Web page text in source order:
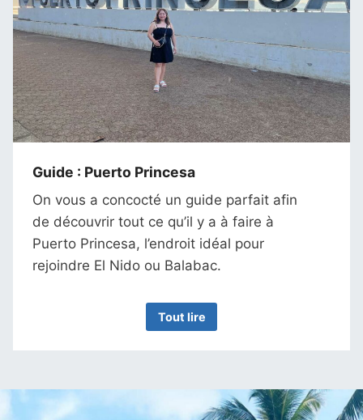
Guide : Puerto Princesa
On vous a concocté un guide parfait afin
de découvrir tout ce qu’il y a à faire à
Puerto Princesa, l’endroit idéal pour
rejoindre El Nido ou Balabac.
Tout lire